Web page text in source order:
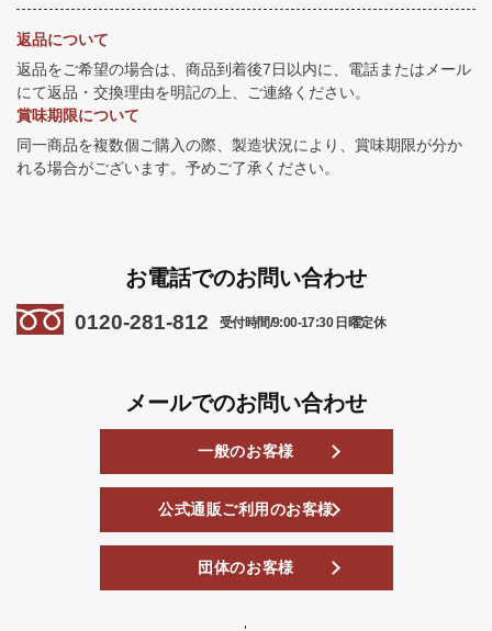
返品について
返品をご希望の場合は、商品到着後7日以内に、電話またはメール
にて返品・交換理由を明記の上、ご連絡ください。
賞味期限について
同一商品を複数個ご購入の際、製造状況により、賞味期限が分か
れる場合がございます。予めご了承ください。
お電話でのお問い合わせ
0120-281-812 受付時間/9:00-17:30 日曜定休
メールでのお問い合わせ
一般のお客様
公式通販ご利用のお客様
団体のお客様